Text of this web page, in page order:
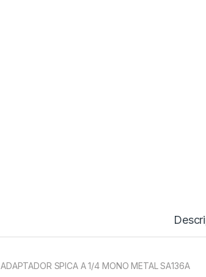
ADAPTADOR SPICA A 1/4 MONO METAL SA136A